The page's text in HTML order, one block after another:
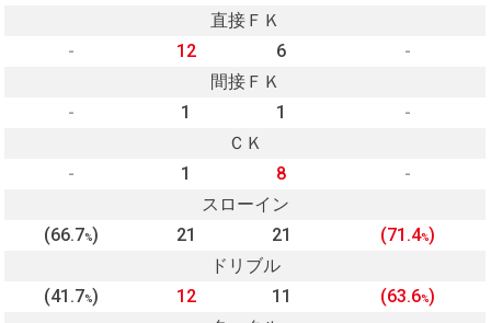
直接ＦＫ
-
12 6
-
間接ＦＫ
-
1 1
-
ＣＫ
-
1 8
-
スローイン
(66.7%) 21 21 (71.4%)
ドリブル
(41.7%) 12 11 (63.6%)